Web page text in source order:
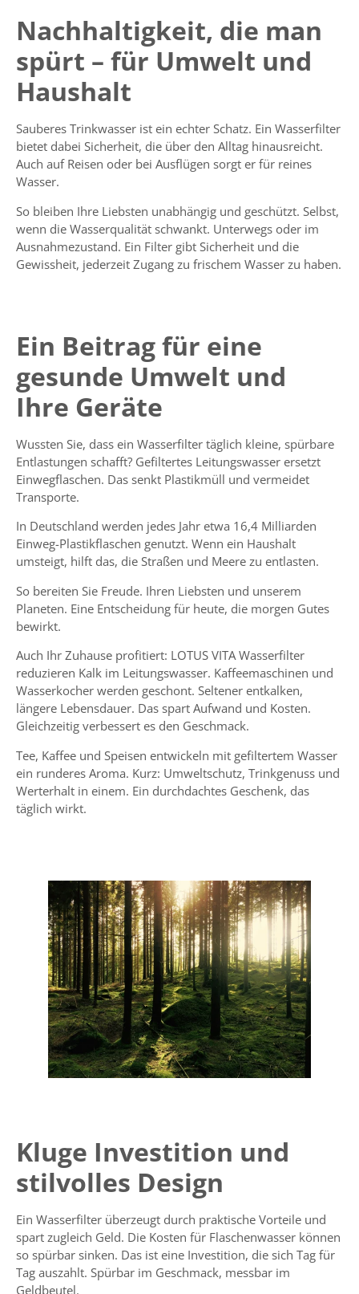
Nachhaltigkeit, die man
spürt – für Umwelt und
Haushalt
Sauberes Trinkwasser ist ein echter Schatz. Ein Wasserfilter
bietet dabei Sicherheit, die über den Alltag hinausreicht.
Auch auf Reisen oder bei Ausflügen sorgt er für reines
Wasser.
So bleiben Ihre Liebsten unabhängig und geschützt. Selbst,
wenn die Wasserqualität schwankt. Unterwegs oder im
Ausnahmezustand. Ein Filter gibt Sicherheit und die
Gewissheit, jederzeit Zugang zu frischem Wasser zu haben.
Ein Beitrag für eine
gesunde Umwelt und
Ihre Geräte
Wussten Sie, dass ein Wasserfilter täglich kleine, spürbare
Entlastungen schafft? Gefiltertes Leitungswasser ersetzt
Einwegflaschen. Das senkt Plastikmüll und vermeidet
Transporte.
In Deutschland werden jedes Jahr etwa 16,4 Milliarden
Einweg-Plastikflaschen genutzt. Wenn ein Haushalt
umsteigt, hilft das, die Straßen und Meere zu entlasten.
So bereiten Sie Freude. Ihren Liebsten und unserem
Planeten. Eine Entscheidung für heute, die morgen Gutes
bewirkt.
Auch Ihr Zuhause profitiert: LOTUS VITA Wasserfilter
reduzieren Kalk im Leitungswasser. Kaffeemaschinen und
Wasserkocher werden geschont. Seltener entkalken,
längere Lebensdauer. Das spart Aufwand und Kosten.
Gleichzeitig verbessert es den Geschmack.
Tee, Kaffee und Speisen entwickeln mit gefiltertem Wasser
ein runderes Aroma. Kurz: Umweltschutz, Trinkgenuss und
Werterhalt in einem. Ein durchdachtes Geschenk, das
täglich wirkt.
Kluge Investition und
stilvolles Design
Ein Wasserfilter überzeugt durch praktische Vorteile und
spart zugleich Geld. Die Kosten für Flaschenwasser können
so spürbar sinken. Das ist eine Investition, die sich Tag für
Tag auszahlt. Spürbar im Geschmack, messbar im
Geldbeutel.